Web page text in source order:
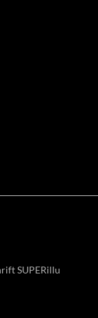
SUPERillu